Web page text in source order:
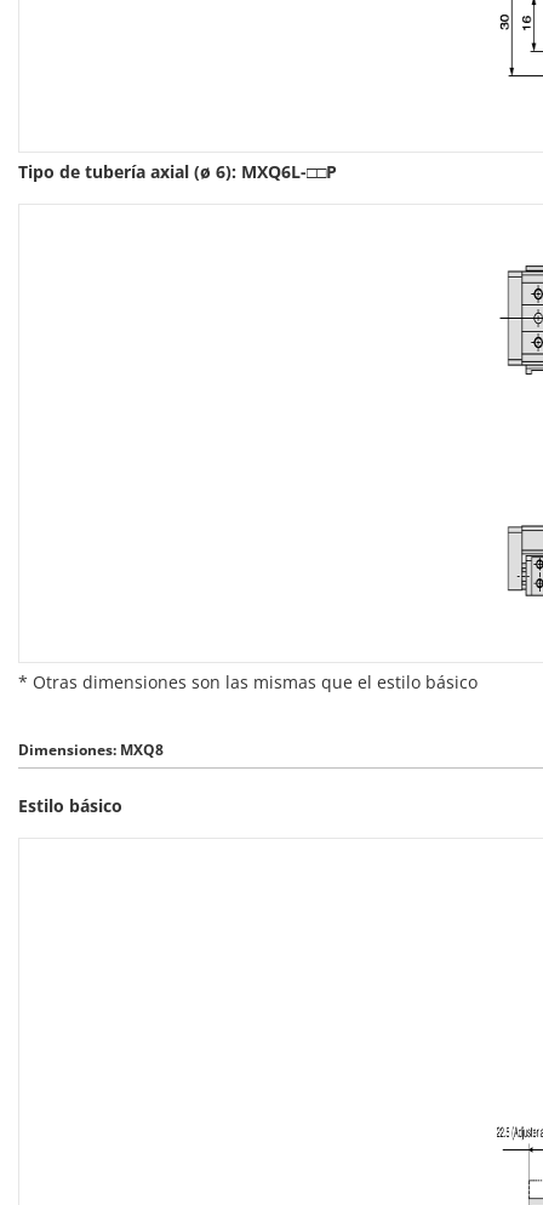
Tipo de tubería axial (ø 6): MXQ6L-□□P
* Otras dimensiones son las mismas que el estilo básico
Dimensiones: MXQ8
Estilo básico